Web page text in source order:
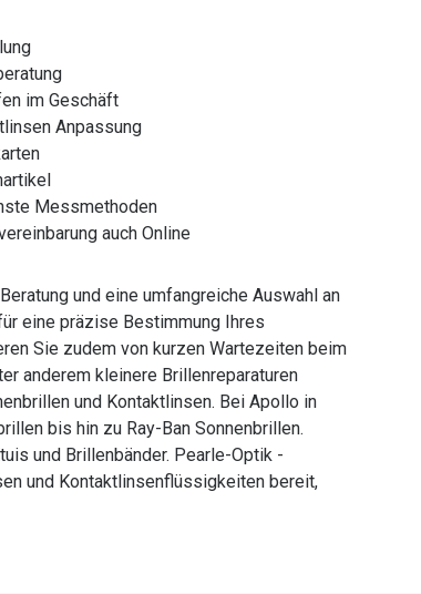
im Geschäft
Anpassung
Messmethoden
auch Online
und eine umfangreiche Auswahl an
eine präzise Bestimmung Ihres
Sie zudem von kurzen Wartezeiten beim
anderem kleinere Brillenreparaturen
und Kontaktlinsen. Bei Apollo in
bis hin zu Ray-Ban Sonnenbrillen.
und Brillenbänder. Pearle-Optik -
und Kontaktlinsenflüssigkeiten bereit,